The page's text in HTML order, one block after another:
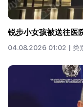
锐步小女孩被送往医
04.08.2026 01:02 | 类